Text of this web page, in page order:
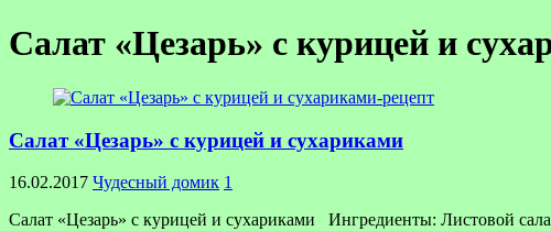
Салат «Цезарь» с курицей и
Салат «Цезарь» с курицей и сухариками
16.02.2017 Чудесный домик 1
Салат «Цезарь» с курицей и сухариками Ингредиенты: Листовой